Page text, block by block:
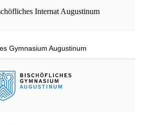
Gymnasium Augustinum